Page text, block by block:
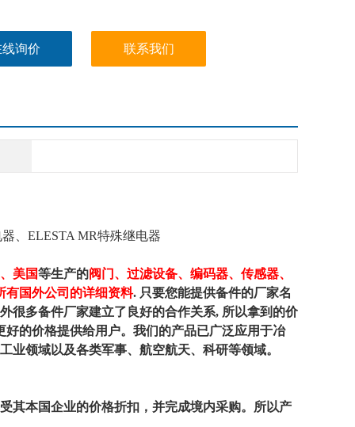
询价 联系我们
、ELESTA MR特殊继电器
美国等生产的阀门、过滤设备、编码器、传感器、
有国外公司的详细资料. 只要您能提供备件的厂家名
很多备件厂家建立了良好的合作关系, 所以拿到的价
的价格提供给用户。我们的产品已广泛应用于冶
领域以及各类军事、航空航天、科研等领域。
本国企业的价格折扣，并完成境内采购。所以产